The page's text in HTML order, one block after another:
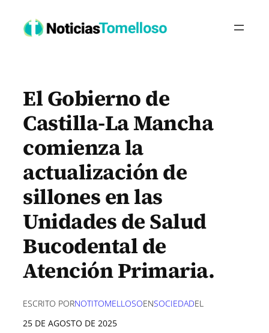
contenido
El Gobierno de
Castilla-La Mancha
comienza la
actualización de
sillones en las
Unidades de Salud
Bucodental de
Atención Primaria.
ESCRITO PORNOTITOMELLOSOENSOCIEDADEL
25 DE AGOSTO DE 2025